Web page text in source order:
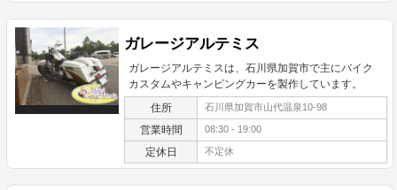
ガレージアルテミス
ガレージアルテミスは、石川県加賀市で主にバイク
カスタムやキャンピングカーを製作しています。
住所 石川県加賀市山代温泉10-98
営業時間 08:30 - 19:00
定休日 不定休